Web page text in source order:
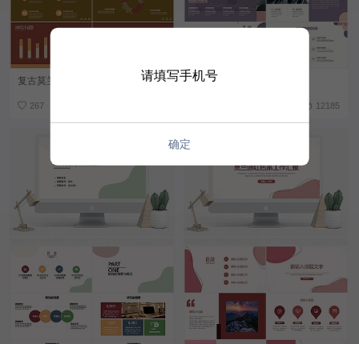
复古莫兰迪PPT模板
267
莫兰迪色清新简约通用模板
12185
请填写手机号
确定